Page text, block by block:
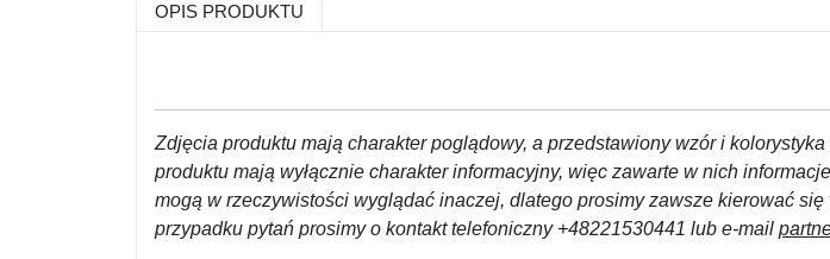
OPIS PRODUKTU
Zdjęcia produktu mają charakter poglądowy, a przedstawiony wzór i
produktu mają wyłącznie charakter informacyjny, więc zawarte w nich
mogą w rzeczywistości wyglądać inaczej, dlatego prosimy zawsze kierować
przypadku pytań prosimy o kontakt telefoniczny +48221530441 lub e-mail